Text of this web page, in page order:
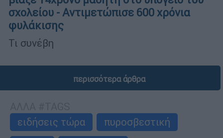
σχολείου - Αντιμετώπισε 600 χρόνια
φυλάκισης
Τι συνέβη
περισσότερα άρθρα
ειδήσεις τώρα
πυροσβεστική